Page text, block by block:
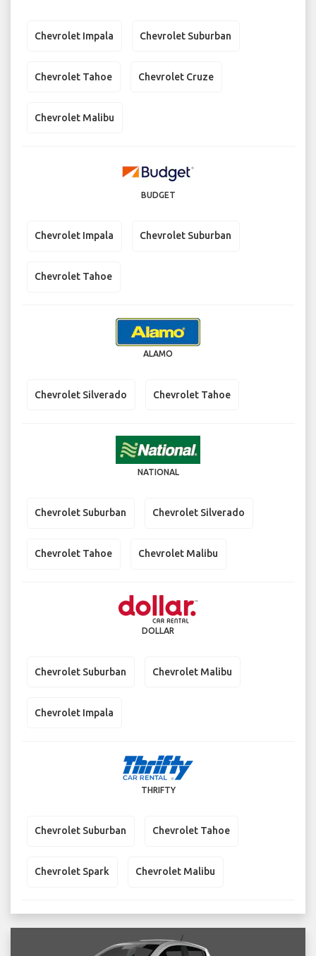
Chevrolet Impala Chevrolet Suburban
Chevrolet Tahoe Chevrolet Cruze
Chevrolet Malibu
BUDGET
Chevrolet Impala Chevrolet Suburban
Chevrolet Tahoe
ALAMO
Chevrolet Silverado Chevrolet Tahoe
NATIONAL
Chevrolet Suburban Chevrolet Silverado
Chevrolet Tahoe Chevrolet Malibu
DOLLAR
Chevrolet Suburban Chevrolet Malibu
Chevrolet Impala
THRIFTY
Chevrolet Suburban Chevrolet Tahoe
Chevrolet Spark Chevrolet Malibu